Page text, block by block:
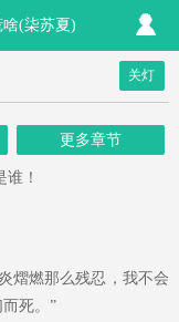
(柒苏夏)
关灯
更多章节
！
熠燃那么残忍，我不会
死。”